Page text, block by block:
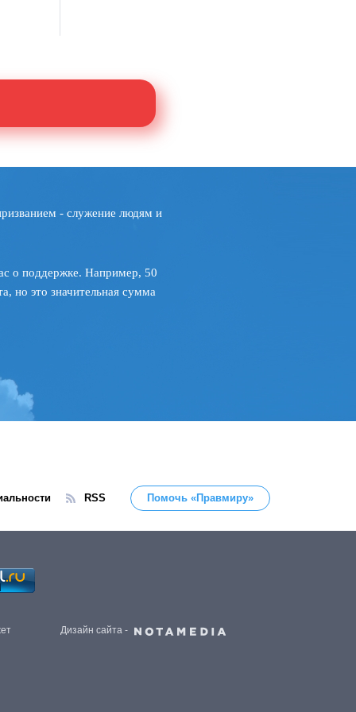
- служение людям и
о поддержке. Например, 50
но это значительная сумма
RSS Помочь «Правмиру»
Дизайн сайта -